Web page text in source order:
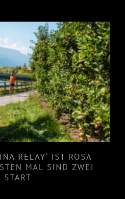
RELAY‘
ZUM
SIND ZWEI
AM START
RELAY‘ IST ROSA
MAL SIND ZWEI
START